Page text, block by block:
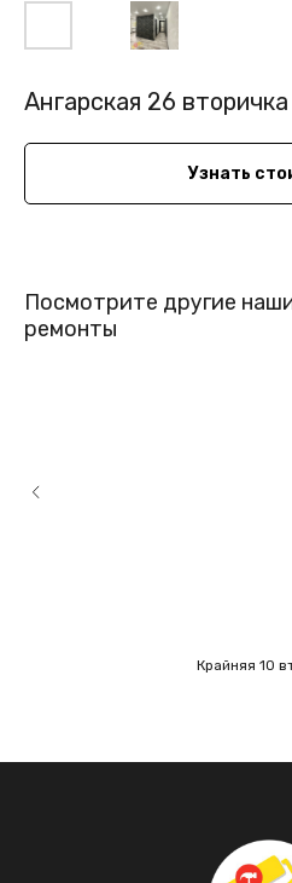
Ангарская 26 вторичка
Узнать
Посмотрите другие
ремонты
Крайняя 10